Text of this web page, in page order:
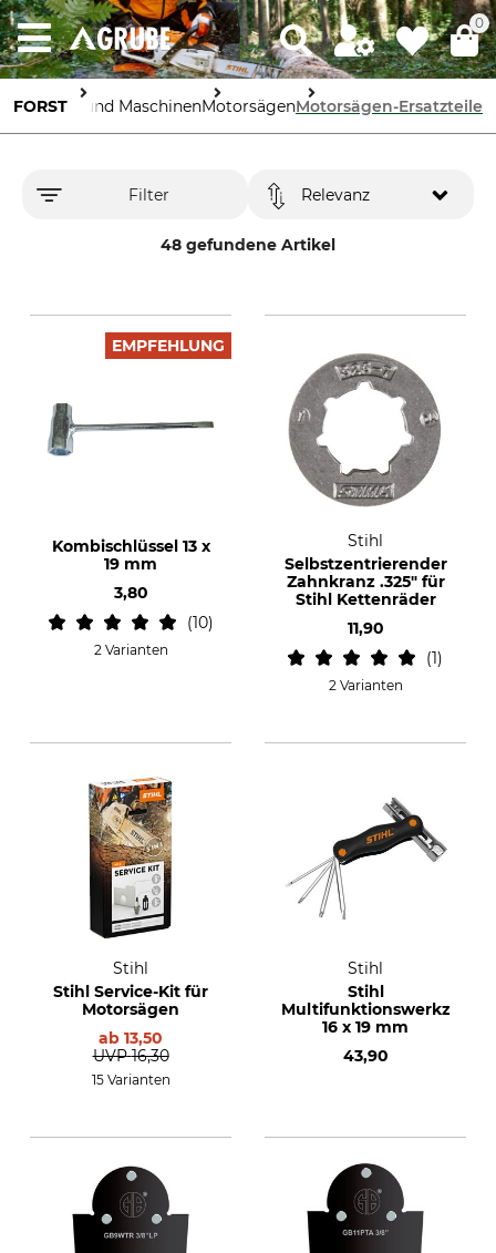
0
FORST
Geräte und MaschinenMotorsägenMotorsägen-Ersatzteile
Filter
48 gefundene Artikel
Relevanz
EMPFEHLUNG
Kombischlüssel 13 x
19 mm
3,80
10
2 Varianten
Stihl
Selbstzentrierender
Zahnkranz .325" für
Stihl Kettenräder
11,90
1
2 Varianten
Stihl
Stihl Service-Kit für
Motorsägen
ab 13,50
UVP 16,30
15 Varianten
Stihl
Stihl
Multifunktionswerkzeug
16 x 19 mm
43,90